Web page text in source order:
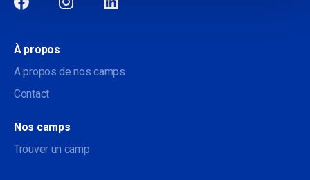
Sociale
À propos
A propos de nos camps
Contact
Nos camps
Trouver un camp